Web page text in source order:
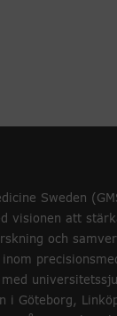
Sweden
visionen att
och
i Göteborg,